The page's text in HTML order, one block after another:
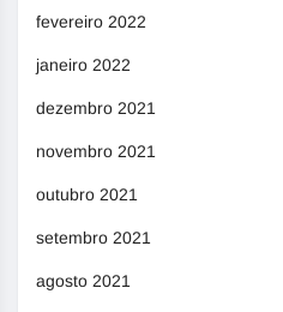
fevereiro 2022
janeiro 2022
dezembro 2021
novembro 2021
outubro 2021
setembro 2021
agosto 2021